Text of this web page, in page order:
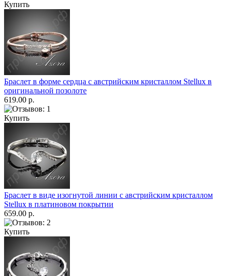
Купить
Браслет в форме сердца с австрийским кристаллом Stellux в
оригинальной позолоте
619.00 р.
Купить
Браслет в виде изогнутой линии с австрийским кристаллом
Stellux в платиновом покрытии
659.00 р.
Купить